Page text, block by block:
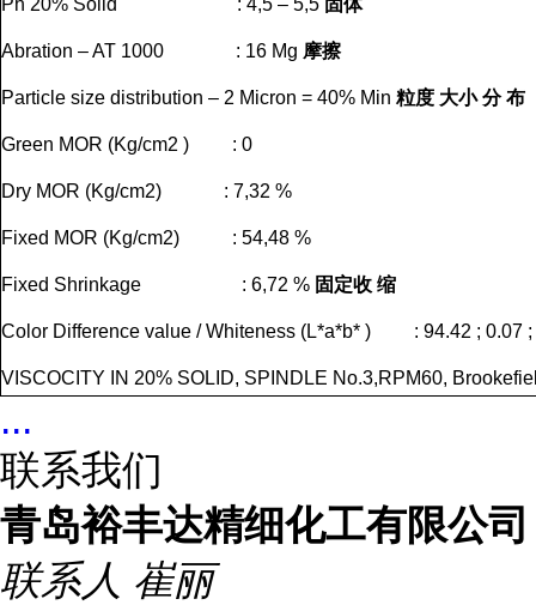
Ph 20% Solid : 4,5 – 5,5 固体
Abration – AT 1000 : 16 Mg 摩擦
Particle size distribution – 2 Micron = 40% Min粒度 大小分布
Green MOR (Kg/cm2 ) : 0
Dry MOR (Kg/cm2) : 7,32 %
Fixed MOR (Kg/cm2) : 54,48 %
Fixed Shrinkage : 6,72 % 固定收缩
Color Difference value / Whiteness (L*a*b* ) : 94.42 ; 0.07
VISCOCITY IN 20% SOLID, SPINDLE No.3,RPM60,
...
联系我们
青岛裕丰达精细化工有限公司
联系人 崔丽